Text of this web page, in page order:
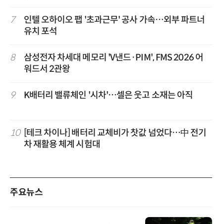
7
인텔 오하이오 팹 '초과근무' 공사 가속…외부 파트너
유치 포석
8
삼성전자 차세대 메모리 'V낸드·PIM', FMS 2026 어
워드서 2관왕
9 K배터리 밸류체인 '시차'…셀은 웃고 소재는 아직
10
[테크 차이나] 배터리 교체비가 찻값 넘었다…中 전기
차 재활용 체계 시험대
주요뉴스